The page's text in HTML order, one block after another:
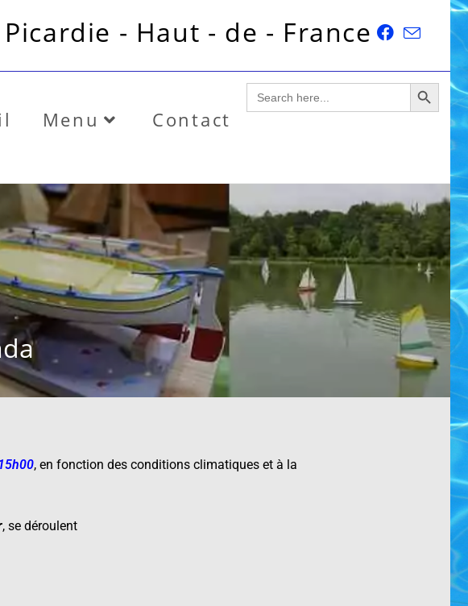
- Haut - de - France
Menu Contact
Search
for:
SEARCH BUTTON
, en fonction des conditions climatiques et à la
, se déroulent